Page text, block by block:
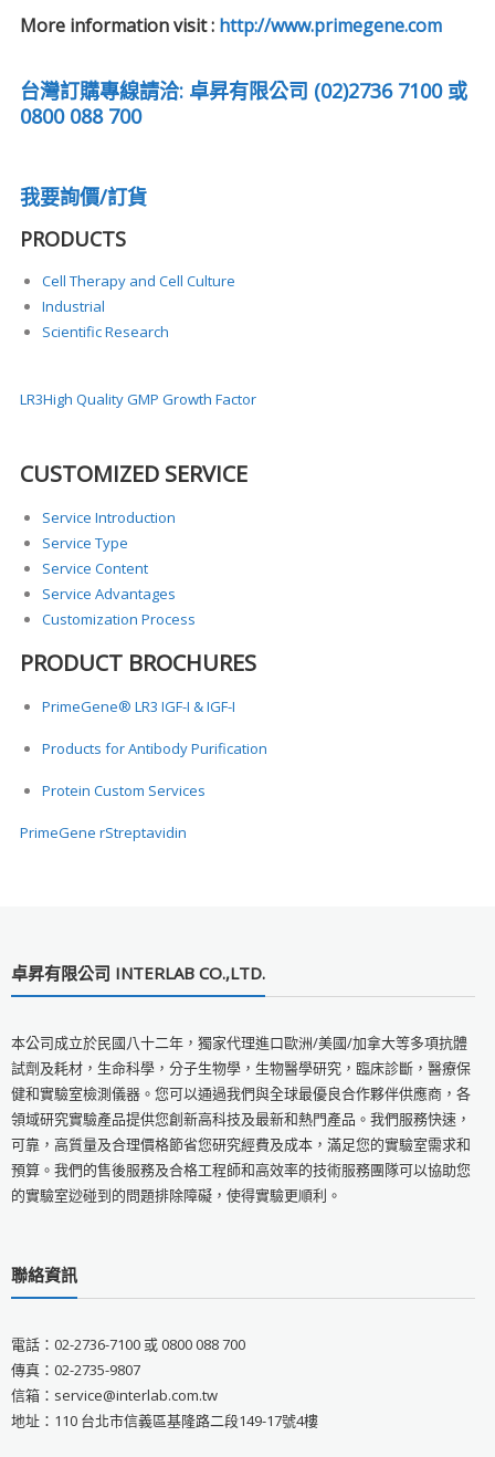
More information visit : http://www.primegene.com
台灣訂購專線請洽: 卓昇有限公司 (02)2736 7100 或
0800 088 700
我要詢價/訂貨
PRODUCTS
Cell Therapy and Cell Culture
Industrial
Scientific Research
LR3High Quality GMP Growth Factor
CUSTOMIZED SERVICE
Service Introduction
Service Type
Service Content
Service Advantages
Customization Process
PRODUCT BROCHURES
PrimeGene® LR3 IGF-I & IGF-I
Products for Antibody Purification
Protein Custom Services
PrimeGene rStreptavidin
卓昇有限公司 INTERLAB CO.,LTD.
本公司成立於民國八十二年，獨家代理進口歐洲/美國/加拿大等多項抗體
試劑及耗材，生命科學，分子生物學，生物醫學研究，臨床診斷，醫療保
健和實驗室檢測儀器。您可以通過我們與全球最優良合作夥伴供應商，各
領域研究實驗產品提供您創新高科技及最新和熱門產品。我們服務快速，
可靠，高質量及合理價格節省您研究經費及成本，滿足您的實驗室需求和
預算。我們的售後服務及合格工程師和高效率的技術服務團隊可以協助您
的實驗室逤碰到的問題排除障礙，使得實驗更順利。
聯絡資訊
電話：02-2736-7100 或 0800 088 700
傳真：02-2735-9807
信箱：service@interlab.com.tw
地址：110 台北市信義區基隆路二段149-17號4樓